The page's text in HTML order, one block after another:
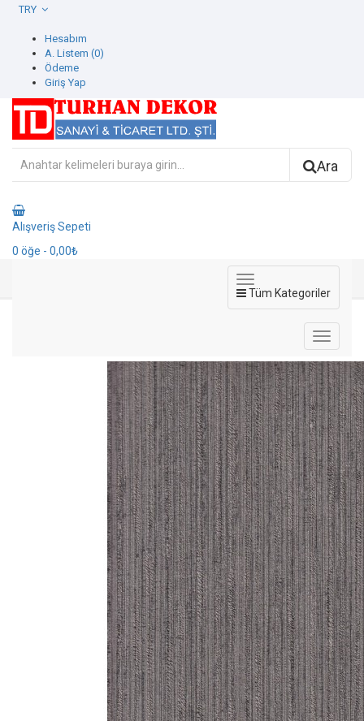
Hesabım
A. Listem (0)
Ödeme
Giriş Yap
Ara
Alışveriş Sepeti
0 öğe - 0,00₺
Tüm Kategoriler